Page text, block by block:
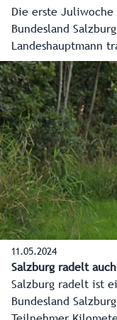
Die erste Juliwoche
Bundesland
Landeshauptmann
Karoline Edtstadler
Salzburger Landtag
Woche - vom
Ehrungsfestakt für
Video auf Salzburg
11.05.2024
Salzburg radelt
Salzburg radelt ist
Bundesland